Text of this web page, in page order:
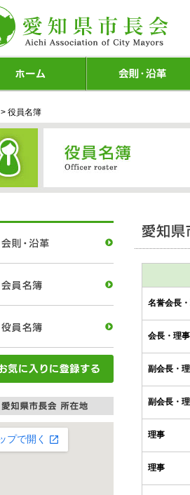
> 役員名簿
名誉会長
会長・理事
副会長・
副会長・
理事
理事